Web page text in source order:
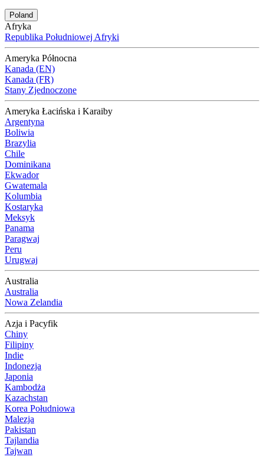
Poland
Afryka
Republika Południowej Afryki
Ameryka Północna
Kanada (EN)
Kanada (FR)
Stany Zjednoczone
Ameryka Łacińska i Karaiby
Argentyna
Boliwia
Brazylia
Chile
Dominikana
Ekwador
Gwatemala
Kolumbia
Kostaryka
Meksyk
Panama
Paragwaj
Peru
Urugwaj
Australia
Australia
Nowa Zelandia
Azja i Pacyfik
Chiny
Filipiny
Indie
Indonezja
Japonia
Kambodża
Kazachstan
Korea Południowa
Malezja
Pakistan
Tajlandia
Tajwan